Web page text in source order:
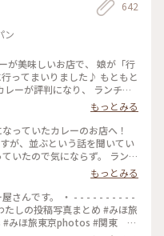
ン
642
が美味しいお店で、 娘が「行
ってまいりました♪ もともと
ーが評判になり、 ランチタ
ことです。 20時間以上かけ
わい深くてスパイスたっぷり
小麦粉、化学調味料、人工
で、 身体にも優しいカレーで
カレーを マンゴーラッシー
ァレラチーズがとろ〜り✨
ナッツキーマカレーや、 コリ
キーマカレーなどなど💕 次
した•*¨*•.¸¸♡ ★山手線原宿駅
より徒歩6分 ★総武線千駄ヶ
立競技場駅より徒歩10分
もっとみる
っていたカレーのお店へ！
が、並ぶという話を聞いてい
いたので気にならず。 ランチ
間までに並んでいたら入れる
グキーマカレー（Sサイズ
で、少し辛めですが、私の
な友人は苦労してました😂）
した！！ これは行列ができ
ても、まだ香りが残っててま
もっとみる
さんです。 ・ - - - - - - - - - -
旅東京photos #関東 #